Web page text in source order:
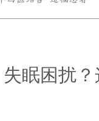
失眠困扰？